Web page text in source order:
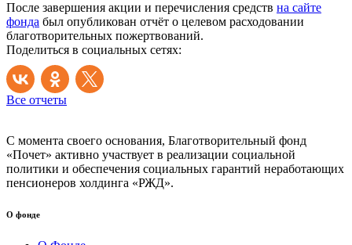
После завершения акции и перечисления средств на сайте
фонда был опубликован отчёт о целевом расходовании
благотворительных пожертвований.
Поделиться в социальных сетях:
Все отчеты
С момента своего основания, Благотворительный фонд
«Почет» активно участвует в реализации социальной
политики и обеспечения социальных гарантий неработающих
пенсионеров холдинга «РЖД».
О фонде